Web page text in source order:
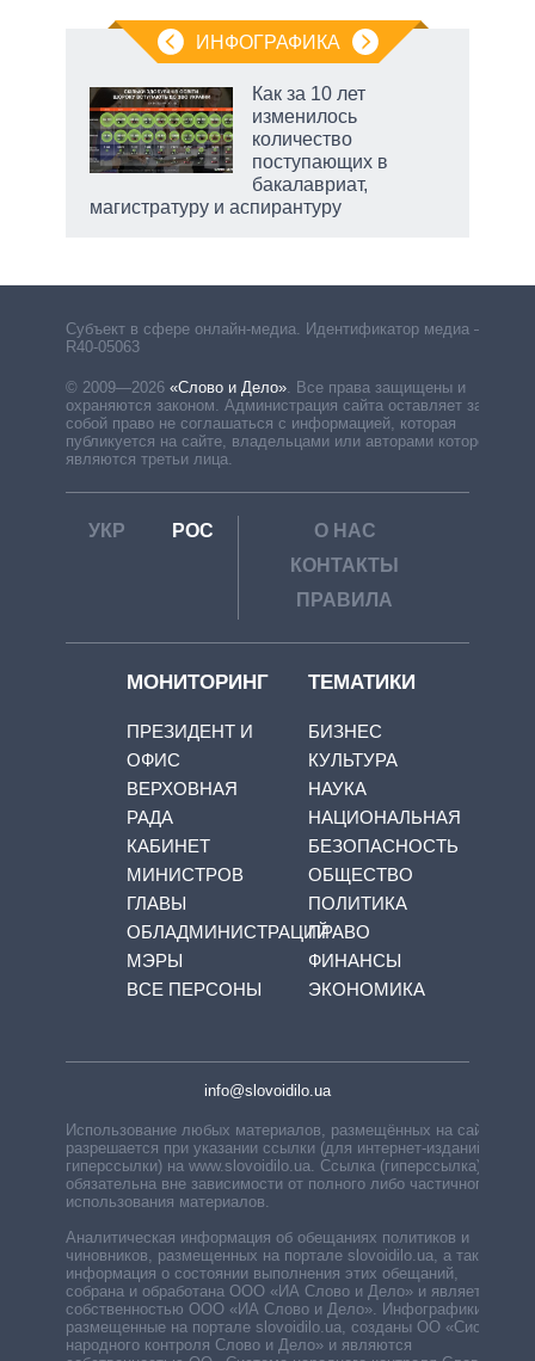
ИНФОГРАФИКА
Как за 10 лет
изменилось
количество
поступающих в
бакалавриат,
магистратуру и аспирантуру
Субъект в сфере онлайн-медиа. Идентификатор медиа –
R40-05063
© 2009—2026 «Слово и Дело». Все права защищены и
охраняются законом. Администрация сайта оставляет за
собой право не соглашаться с информацией, которая
публикуется на сайте, владельцами или авторами которой
являются третьи лица.
УКР РОС
О НАС
КОНТАКТЫ
ПРАВИЛА
МОНИТОРИНГ
ПРЕЗИДЕНТ И
ОФИС
ВЕРХОВНАЯ
РАДА
КАБИНЕТ
МИНИСТРОВ
ГЛАВЫ
ОБЛАДМИНИСТРАЦИЙ
МЭРЫ
ВСЕ ПЕРСОНЫ
ТЕМАТИКИ
БИЗНЕС
КУЛЬТУРА
НАУКА
НАЦИОНАЛЬНАЯ
БЕЗОПАСНОСТЬ
ОБЩЕСТВО
ПОЛИТИКА
ПРАВО
ФИНАНСЫ
ЭКОНОМИКА
info@slovoidilo.ua
Использование любых материалов, размещённых на сайте,
разрешается при указании ссылки (для интернет-изданий —
гиперссылки) на www.slovoidilo.ua. Ссылка (гиперссылка)
обязательна вне зависимости от полного либо частичного
использования материалов.
Аналитическая информация об обещаниях политиков и
чиновников, размещенных на портале slovoidilo.ua, а также
информация о состоянии выполнения этих обещаний,
собрана и обработана ООО «ИА Слово и Дело» и является
собственностью ООО «ИА Слово и Дело». Инфографики,
размещенные на портале slovoidilo.ua, созданы ОО «Система
народного контроля Слово и Дело» и являются